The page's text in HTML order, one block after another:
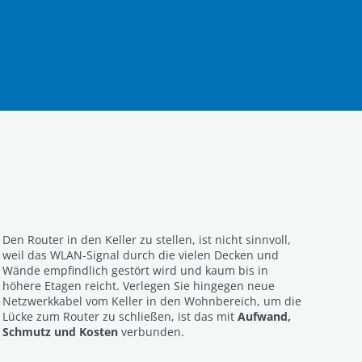
Den Router in den Keller zu stellen, ist nicht sinnvoll,
weil das WLAN-Signal durch die vielen Decken und
Wände empfindlich gestört wird und kaum bis in
höhere Etagen reicht. Verlegen Sie hingegen neue
Netzwerkkabel vom Keller in den Wohnbereich, um die
Lücke zum Router zu schließen, ist das mit Aufwand,
Schmutz und Kosten verbunden.